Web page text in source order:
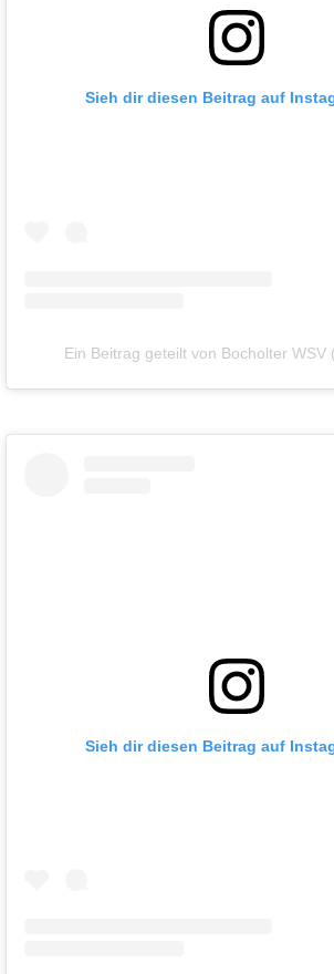
Sieh dir diesen Beitrag auf
Ein Beitrag geteilt von Bocholter WSV
Sieh dir diesen Beitrag auf